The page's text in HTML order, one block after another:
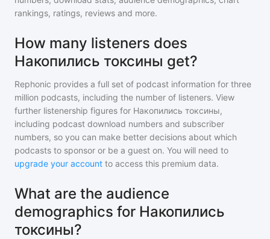
rankings, ratings, reviews and more.
How many listeners does
Накопились токсины get?
Rephonic provides a full set of podcast information for three
million podcasts, including the number of listeners. View
further listenership figures for Накопились токсины,
including podcast download numbers and subscriber
numbers, so you can make better decisions about which
podcasts to sponsor or be a guest on. You will need to
upgrade your account to access this premium data.
What are the audience
demographics for Накопились
токсины?